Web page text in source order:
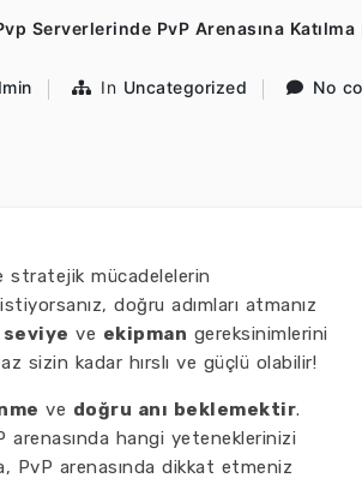
Serverlerinde PvP Arenasına Katılma
In Uncategorized No
stratejik mücadelelerin
doğru adımları atmanız
seviye ve ekipman gereksinimlerini
sizin kadar hırslı ve güçlü olabilir!
ve doğru anı beklemektir.
arenasında hangi yeteneklerinizi
PvP arenasında dikkat etmeniz